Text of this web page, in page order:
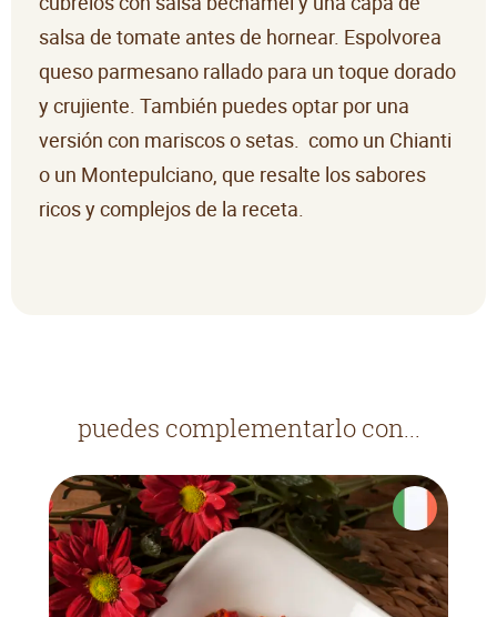
salsa de tomate antes de hornear. Espolvorea
queso parmesano rallado para un toque dorado
y crujiente. También puedes optar por una
versión con mariscos o setas. como un Chianti
o un Montepulciano, que resalte los sabores
ricos y complejos de la receta.
puedes complementarlo con...